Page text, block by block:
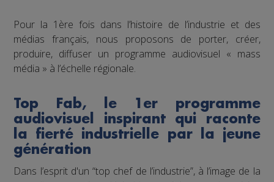
Pour la 1ère fois dans l’histoire de l’industrie et des
médias français, nous proposons de porter, créer,
produire, diffuser un programme audiovisuel « mass
média » à l’échelle régionale.
Top Fab, le 1er programme
audiovisuel inspirant qui raconte
la fierté industrielle par la jeune
génération
Dans l’esprit d'un “top chef de l’industrie”, à l’image de la